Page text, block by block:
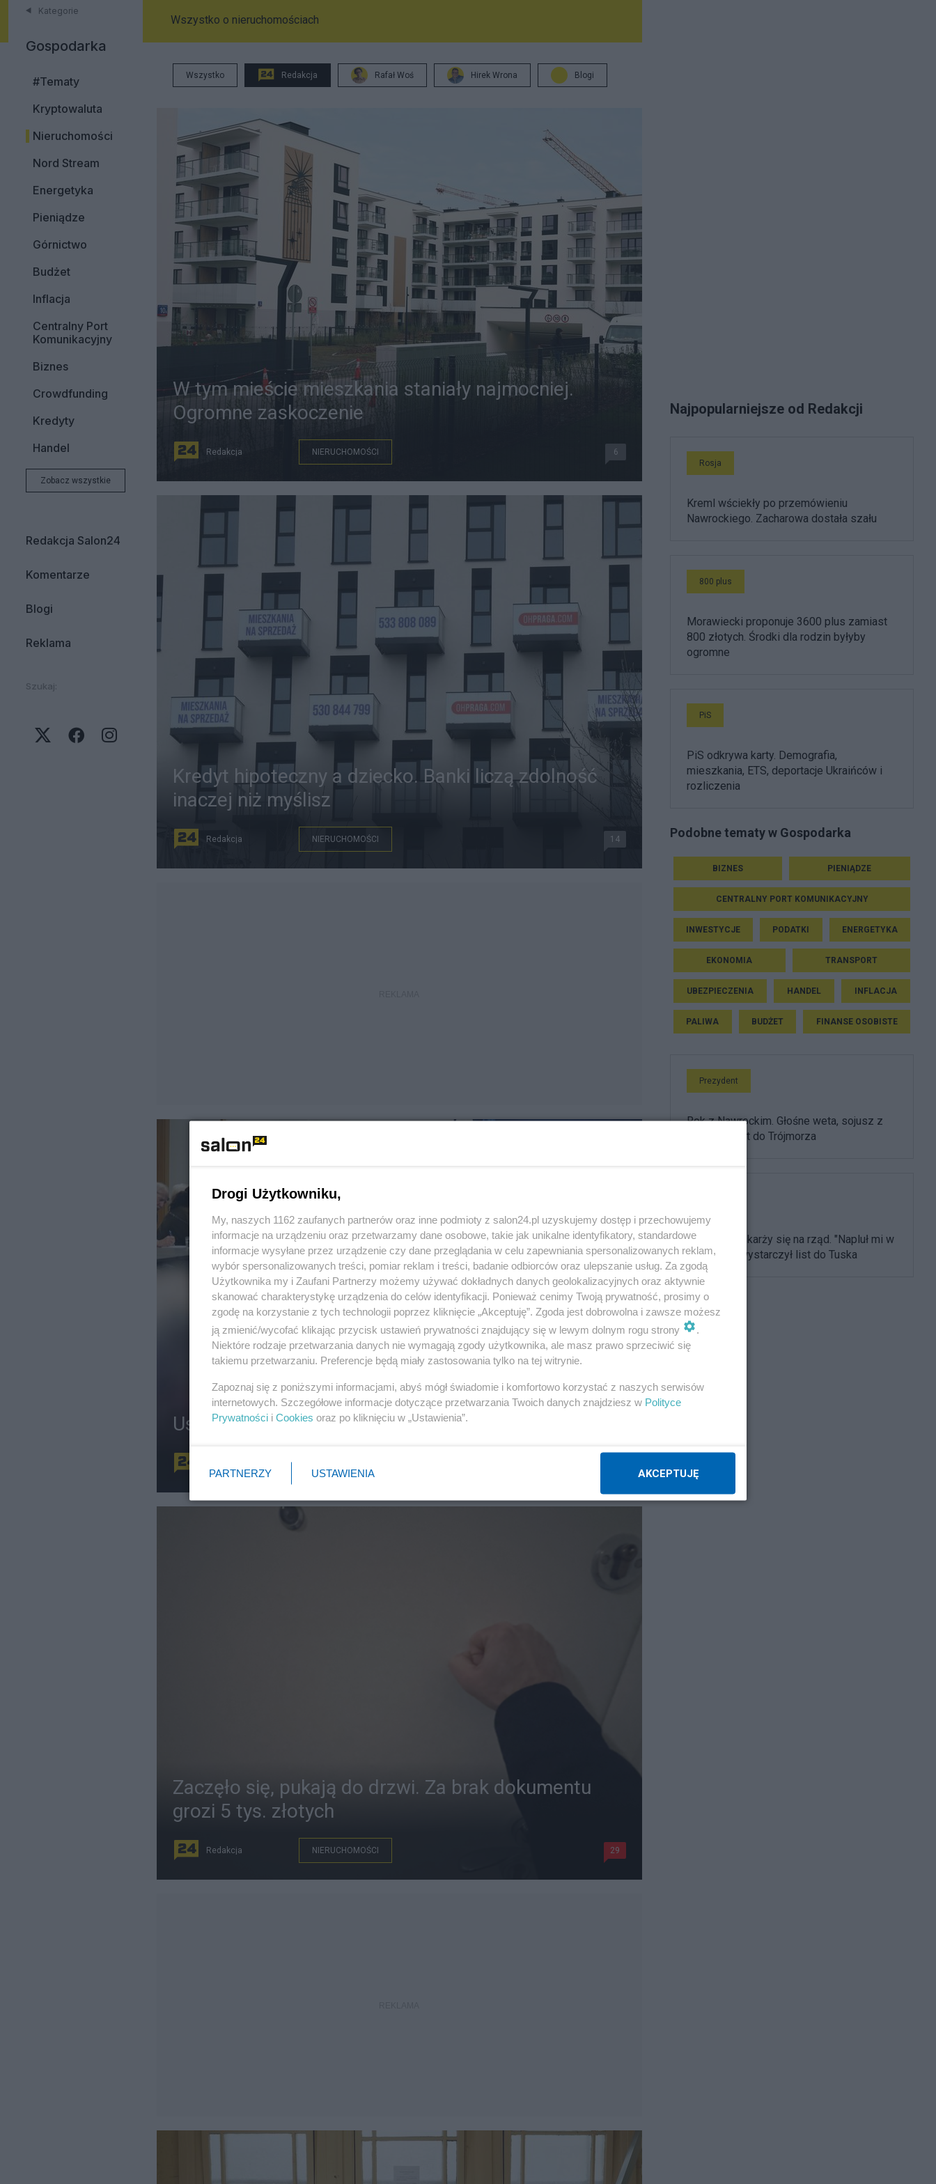
Kategorie
Gospodarka
#Tematy
Kryptowaluta
Nieruchomości
Nord Stream
Energetyka
Pieniądze
Górnictwo
Budżet
Inflacja
Centralny Port
Komunikacyjny
Biznes
Crowdfunding
Kredyty
Handel
Zobacz wszystkie
Redakcja Salon24
Komentarze
Blogi
Reklama
Szukaj:
Wszystko o nieruchomościach
Wszystko Redakcja Rafał Woś Hirek Wrona Blogi
W tym mieście mieszkania staniały najmocniej.
Ogromne zaskoczenie
Redakcja NIERUCHOMOŚCI 6
Kredyt hipoteczny a dziecko. Banki liczą zdolność
inaczej niż myślisz
Redakcja NIERUCHOMOŚCI 14
Ustawa dla spółdzielców czy dla deweloperów?
Zaczęło się, pukają do drzwi. Za brak dokumentu
grozi 5 tys. złotych
Redakcja NIERUCHOMOŚCI 29
Najpopularniejsze od Redakcji
Rosja
Kreml wściekły po przemówieniu
Nawrockiego. Zacharowa dostała szału
800 plus
Morawiecki proponuje 3600 plus zamiast
800 złotych. Środki dla rodzin byłyby
ogromne
PiS
PiS odkrywa karty. Demografia,
mieszkania, ETS, deportacje Ukraińców i
rozliczenia
Podobne tematy w Gospodarka
BIZNES PIENIĄDZE
CENTRALNY PORT KOMUNIKACYJNY
INWESTYCJE PODATKI ENERGETYKA
EKONOMIA TRANSPORT
UBEZPIECZENIA HANDEL INFLACJA
PALIWA BUDŻET FINANSE OSOBISTE
Prezydent
Rok z Nawrockim. Głośne weta, sojusz z
USA i powrót do Trójmorza
Olbrychski skarży się na rząd. "Napluł mi w
twarz", ale wystarczył list do Tuska
Drogi Użytkowniku,
My, naszych 1162 zaufanych partnerów oraz inne podmioty z salon24.pl uzyskujemy dostęp i przechowujemy
informacje na urządzeniu oraz przetwarzamy dane osobowe, takie jak unikalne identyfikatory, standardowe
informacje wysyłane przez urządzenie czy dane przeglądania w celu zapewniania spersonalizowanych reklam,
wybór spersonalizowanych treści, pomiar reklam i treści, badanie odbiorców oraz ulepszanie usług. Za zgodą
Użytkownika my i Zaufani Partnerzy możemy używać dokładnych danych geolokalizacyjnych oraz aktywnie
skanować charakterystykę urządzenia do celów identyfikacji. Ponieważ cenimy Twoją prywatność, prosimy o
zgodę na korzystanie z tych technologii poprzez kliknięcie „Akceptuję”. Zgoda jest dobrowolna i zawsze możesz
ją zmienić/wycofać klikając przycisk ustawień prywatności znajdujący się w lewym dolnym rogu strony
.
Niektóre rodzaje przetwarzania danych nie wymagają zgody użytkownika, ale masz prawo sprzeciwić się
takiemu przetwarzaniu. Preferencje będą miały zastosowania tylko na tej witrynie.
Zapoznaj się z poniższymi informacjami, abyś mógł świadomie i komfortowo korzystać z naszych serwisów
internetowych. Szczegółowe informacje dotyczące przetwarzania Twoich danych znajdziesz w Polityce
Prywatności i Cookies oraz po kliknięciu w „Ustawienia”.
PARTNERZY USTAWIENIA AKCEPTUJĘ